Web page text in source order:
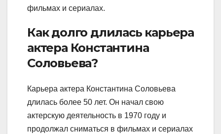
фильмах и сериалах.
Как долго длилась карьера
актера Константина
Соловьева?
Карьера актера Константина Соловьева
длилась более 50 лет. Он начал свою
актерскую деятельность в 1970 году и
продолжал сниматься в фильмах и сериалах